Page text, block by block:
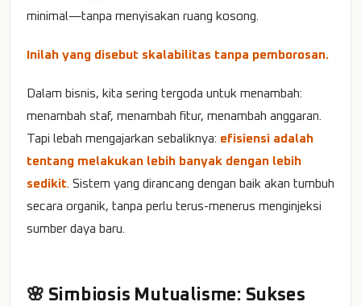
minimal—tanpa menyisakan ruang kosong.
Inilah yang disebut skalabilitas tanpa pemborosan.
Dalam bisnis, kita sering tergoda untuk menambah:
menambah staf, menambah fitur, menambah anggaran.
Tapi lebah mengajarkan sebaliknya: efisiensi adalah
tentang melakukan lebih banyak dengan lebih
sedikit. Sistem yang dirancang dengan baik akan tumbuh
secara organik, tanpa perlu terus-menerus menginjeksi
sumber daya baru.
🌸 Simbiosis Mutualisme: Sukses